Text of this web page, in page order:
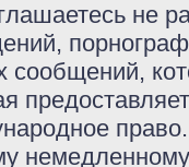
не
сообщений,